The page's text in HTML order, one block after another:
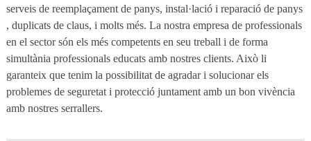
serveis de reemplaçament de panys, instal·lació i reparació de panys
, duplicats de claus, i molts més. La nostra empresa de professionals
en el sector són els més competents en seu treball i de forma
simultània professionals educats amb nostres clients. Això li
garanteix que tenim la possibilitat de agradar i solucionar els
problemes de seguretat i protecció juntament amb un bon vivència
amb nostres serrallers.